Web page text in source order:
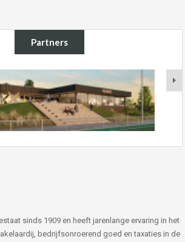
Partners
sinds 1909 en heeft jarenlange ervaring in het
bedrijfsonroerend goed en taxaties in de